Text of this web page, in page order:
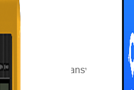
de seção transversal é